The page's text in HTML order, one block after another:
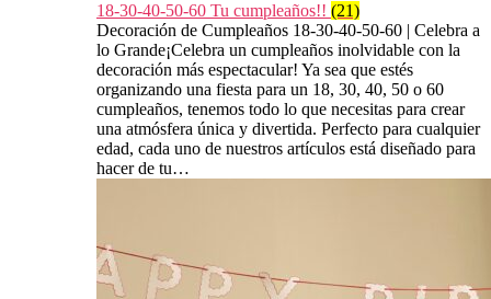
18-30-40-50-60 Tu cumpleaños!! (21)
Decoración de Cumpleaños 18-30-40-50-60 | Celebra a
lo Grande¡Celebra un cumpleaños inolvidable con la
decoración más espectacular! Ya sea que estés
organizando una fiesta para un 18, 30, 40, 50 o 60
cumpleaños, tenemos todo lo que necesitas para crear
una atmósfera única y divertida. Perfecto para cualquier
edad, cada uno de nuestros artículos está diseñado para
hacer de tu…